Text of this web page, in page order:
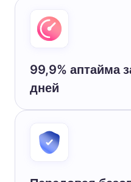
99,9% аптайма
дней